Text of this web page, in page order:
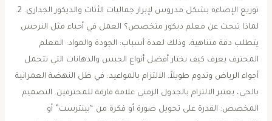
توزيع الإضاءة بشكل مدروس لإبراز جماليات الأثاث والديكور الجداري. ​2.
لماذا تبحث عن معلم ديكور متخصص؟ ​العمل في أحياء مثل النرجس
يتطلب دقة متناهية، وذلك لعدة أسباب: ​الجودة والمواد: المعلم
المحترف يعرف كيف يختار أفضل أنواع الجبس والدهانات التي تتحمل
أجواء الرياض وتدوم طويلاً. ​الالتزام بالمواعيد: في ظل النهضة العمرانية
بالحي، يعتبر الالتزام بالجدول الزمني علامة فارقة للمحترفين. ​التصميم
المخصص: القدرة على تحويل صورة أو فكرة من “بينترست” أو